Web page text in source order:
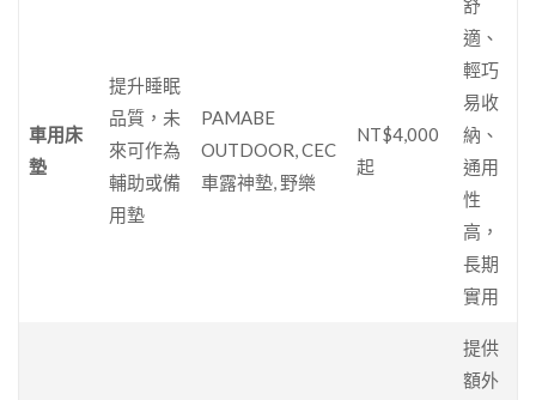
車用床
墊
提升睡眠
品質，未
來可作為
輔助或備
用墊
PAMABE
OUTDOOR, CEC
車露神墊, 野樂
NT$4,000
起
舒
適、
輕巧
易收
納、
通用
性
高，
長期
實用
提供
額外